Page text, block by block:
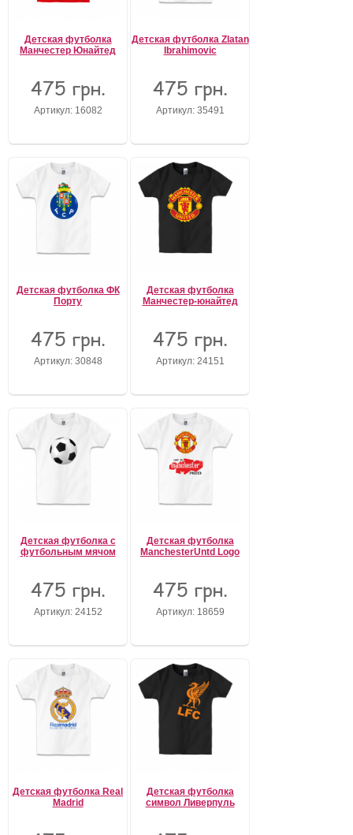
Детская футболка
Манчестер Юнайтед
475 грн.
Артикул: 16082
Детская футболка Zlatan
Ibrahimovic
475 грн.
Артикул: 35491
Детская футболка ФК
Порту
475 грн.
Артикул: 30848
Детская футболка
Манчестер-юнайтед
475 грн.
Артикул: 24151
Детская футболка с
футбольным мячом
475 грн.
Артикул: 24152
Детская футболка
ManchesterUntd Logo
475 грн.
Артикул: 18659
Детская футболка Real
Madrid
Детская футболка
символ Ливерпуль